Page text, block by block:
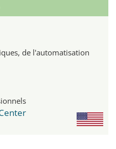
de l'automatisation